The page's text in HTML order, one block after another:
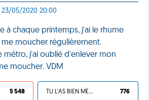
23/05/2020 20:00
à chaque printemps, j’ai le rhume
moucher régulièrement.
métro, j’ai oublié d’enlever mon
moucher. VDM
5 548 TU L'AS BIEN MÉRITÉ 776